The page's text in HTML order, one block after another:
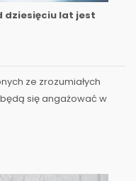
dziesięciu lat jest
ze zrozumiałych
się angażować w